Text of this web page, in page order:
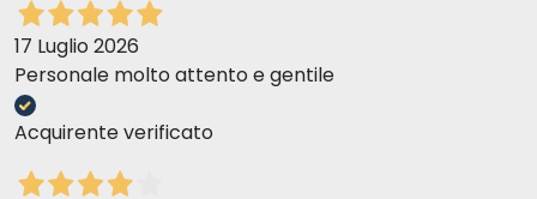
17 Luglio 2026
Personale molto attento e gentile
Acquirente verificato